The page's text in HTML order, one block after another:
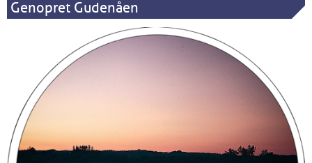
Genopret Gudenåen